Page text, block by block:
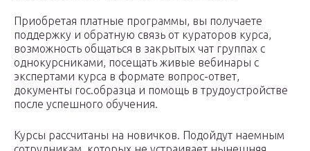
Приобретая платные программы, вы получаете
поддержку и обратную связь от кураторов курса,
возможность общаться в закрытых чат группах с
однокурсниками, посещать живые вебинары с
экспертами курса в формате вопрос-ответ,
документы гос.образца и помощь в трудоустройстве
после успешного обучения.
Курсы рассчитаны на новичков. Подойдут наемным